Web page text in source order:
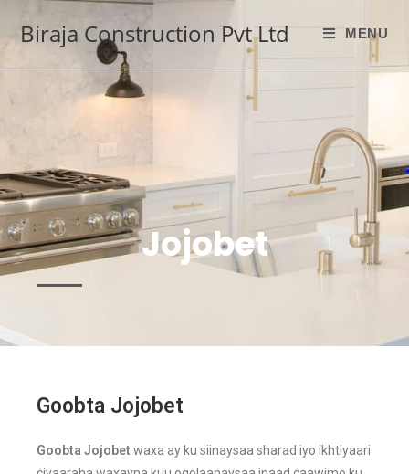
Biraja Construction Pvt Ltd MENU
Jojobet
Goobta Jojobet
Goobta Jojobet waxa ay ku siinaysaa sharad iyo ikhtiyaari